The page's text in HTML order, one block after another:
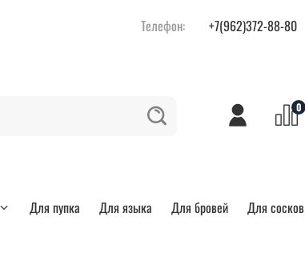
Телефон: +7(962)372-88-80
0
Для пупка Для языка Для бровей Для сосков